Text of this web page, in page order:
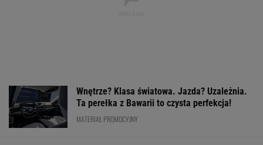
Wnętrze? Klasa światowa. Jazda? Uzależnia.
Ta perełka z Bawarii to czysta perfekcja!
MATERIAŁ PROMOCYJNY